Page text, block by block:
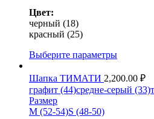
Цвет:
черный (18)
красный (25)
Выберите параметры
Шапка ТИМАТИ 2,200.00 ₽
графит (44)средне-серый (33)
Размер
M (52-54)S (48-50)